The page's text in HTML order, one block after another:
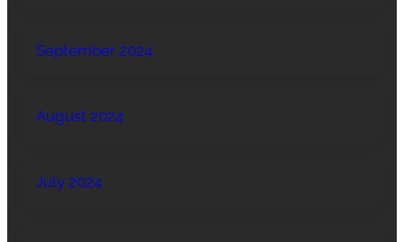
September 2024
August 2024
July 2024